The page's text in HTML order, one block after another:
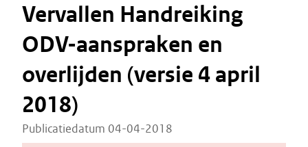
Vervallen Handreiking
ODV-aanspraken en
overlijden (versie 4 april
2018)
Publicatiedatum 04-04-2018